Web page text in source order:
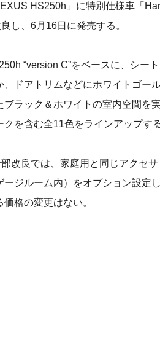
HS250h」に特別仕様車「
し、6月16日に発売する。
“version C”をベースに、シー
、ドアトリムなどにホワイトゴー
ブラック＆ホワイトの室内空間を
を含む全11色をラインアップす
改良では、家庭用と同じアクセ
ージルーム内）をオプション設定
格の変更はない。